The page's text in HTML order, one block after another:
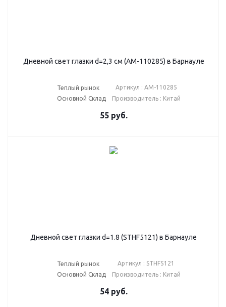
Дневной свет глазки d=2,3 см (AM-110285) в Барнауле
Теплый рынок
Основной Склад
Артикул : AM-110285
Производитель : Китай
55руб.
Дневной свет глазки d=1.8 (STHF5121) в Барнауле
Теплый рынок
Основной Склад
Артикул : STHF5121
Производитель : Китай
54руб.